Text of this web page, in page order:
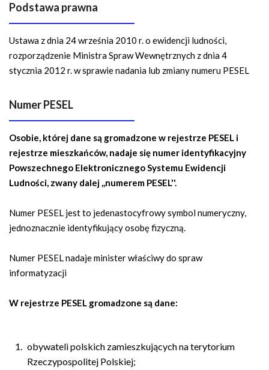
a
c
y
j
n
Podstawa prawna
Ustawa z dnia 24 września 2010 r. o ewidencji ludności,
rozporządzenie Ministra Spraw Wewnętrznych z dnia 4
stycznia 2012 r. w sprawie nadania lub zmiany numeru PESEL
Numer PESEL
Osobie, której dane są gromadzone w rejestrze PESEL i
rejestrze mieszkańców, nadaje się numer identyfikacyjny
Powszechnego Elektronicznego Systemu Ewidencji
Ludności, zwany dalej ,,numerem PESEL''.
Numer PESEL jest to jedenastocyfrowy symbol numeryczny,
jednoznacznie identyfikujący osobę fizyczną.
Numer PESEL nadaje minister właściwy do spraw
informatyzacji
W rejestrze PESEL gromadzone są dane:
obywateli polskich zamieszkujących na terytorium
Rzeczypospolitej Polskiej;